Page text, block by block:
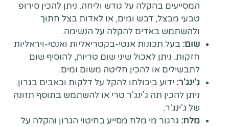
המסייעים בהקלה על גודש וליחה. ניתן להכין סירופ
טבעי מבצל, דבש ומים, או לאדות בצל חתוך
ולהשתמש באדים להקלה על הנשימה.
שום: בעל תכונות אנטי-בקטריאליות ואנטי-ויראליות
חזקות. ניתן לאכול שיני שום טריות, להוסיף שום
לתבשילים או להכין חליטה משום ומים.
ג'ינג'ר: ידוע ביכולתו להקל על דלקות וכאבים בגרון.
ניתן להכין תה ג'ינג'ר טרי או להשתמש בתוסף תזונה
של ג'ינג'ר.
מלח: גרגור מי מלח מסייע בחיטוי הגרון והקלה על